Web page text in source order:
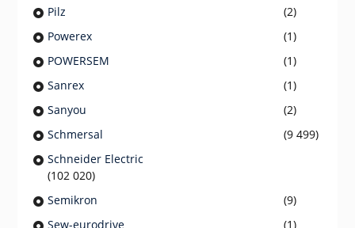
Pilz
(2)
Powerex
(1)
POWERSEM
(1)
Sanrex
(1)
Sanyou
(2)
Schmersal
(9 499)
Schneider Electric
(102 020)
Semikron
(9)
Sew-eurodrive
(1)